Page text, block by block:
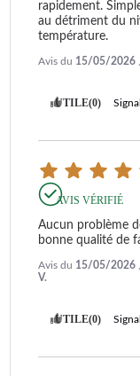
rapidement.
au détriment du
température.
Avis du 15/05/2026
UTILE(0)
AVIS VÉRIFIÉ
Aucun problème
bonne qualité de
Avis du 15/05/2026
V.
UTILE(0)